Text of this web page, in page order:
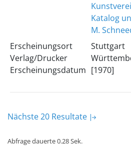
Katalog
M.
Erscheinungsort
Verlag/Drucker
Erscheinungsdatum
Stuttgart
[1970]
Nächste 20 Resultate
Abfrage dauerte 0.28 Sek.